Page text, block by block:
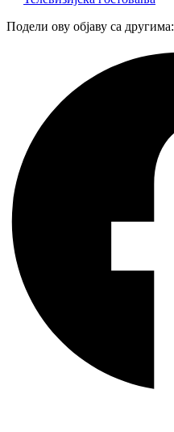
Подели ову објаву са другима: